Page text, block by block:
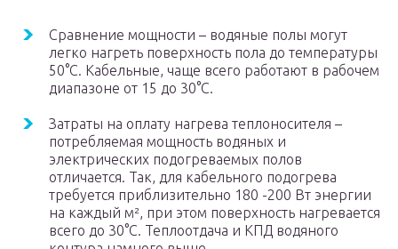
Сравнение мощности – водяные полы могут
легко нагреть поверхность пола до температуры
50°С. Кабельные, чаще всего работают в рабочем
диапазоне от 15 до 30°С.
Затраты на оплату нагрева теплоносителя –
потребляемая мощность водяных и
электрических подогреваемых полов
отличается. Так, для кабельного подогрева
требуется приблизительно 180 -200 Вт энергии
на каждый м², при этом поверхность нагревается
всего до 30°С. Теплоотдача и КПД водяного